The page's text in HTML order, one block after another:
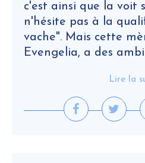
c'est ainsi que la voit
n'hésite pas à la
vache". Mais cette
Evengelia, a des
Lire la